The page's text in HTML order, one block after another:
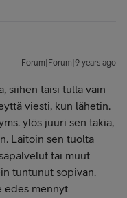
Forum|Forum|9 years ago
siihen taisi tulla vain
viesti, kun lähetin.
ylös juuri sen takia,
Laitoin sen tuolta
tai muut
tuntunut sopivan.
edes mennyt